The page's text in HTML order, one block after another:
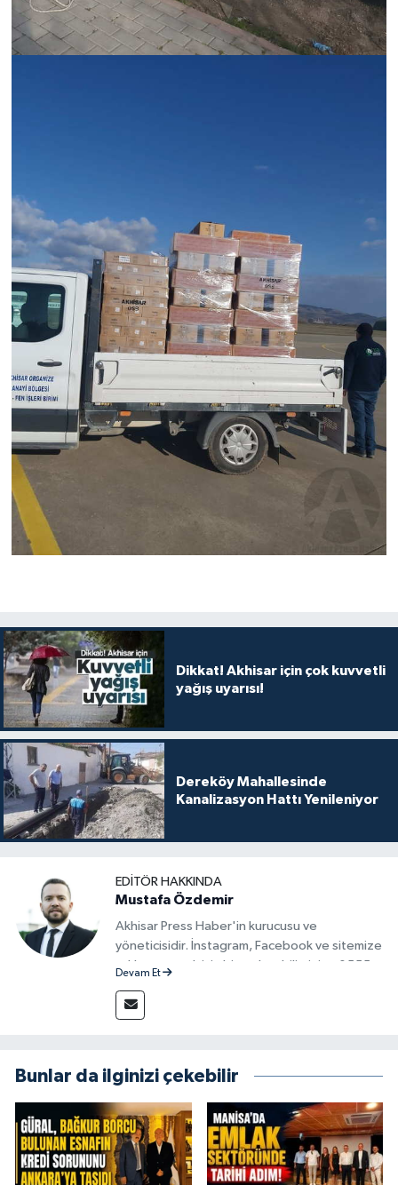
Dikkat! Akhisar için çok kuvvetli
yağış uyarısı!
Dereköy Mahallesinde
Kanalizasyon Hattı Yenileniyor
EDITÖR HAKKINDA
Mustafa Özdemir
Akhisar Press Haber'in kurucusu ve
yöneticisidir. İnstagram, Facebook ve sitemize
reklam vermek için bize ulaşabilirsiniz - 0555
Devam Et
Bunlar da ilginizi çekebilir